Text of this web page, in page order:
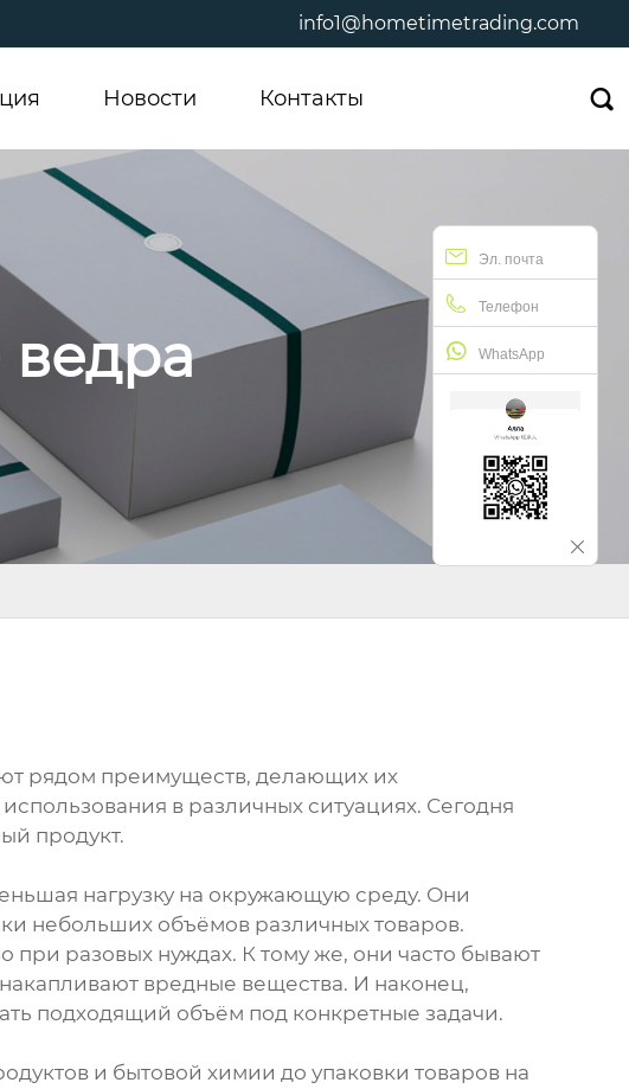
info1@hometimetrading.com
Новости Контакты 
рядом преимуществ, делающих их
в различных ситуациях. Сегодня
продукт.
нагрузку на окружающую среду. Они
небольших объёмов различных товаров.
разовых нуждах. К тому же, они часто бывают
вредные вещества. И наконец,
подходящий объём под конкретные задачи.
и бытовой химии до упаковки товаров на
Эл. почта
Телефон
WhatsApp